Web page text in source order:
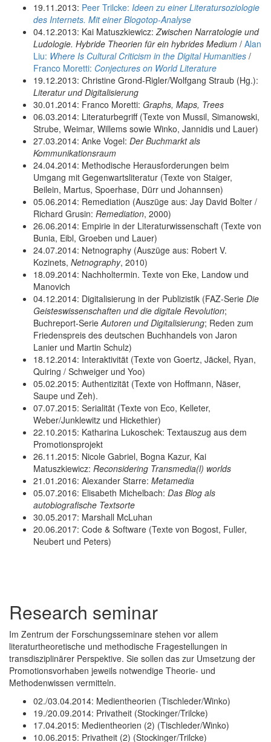
19.11.2013: Peer Trilcke: Ideen zu einer Literatursoziologie
des Internets. Mit einer Blogotop-Analyse
04.12.2013: Kai Matuszkiewicz: Zwischen Narratologie und
Ludologie. Hybride Theorien für ein hybrides Medium / Alan
Liu: Where Is Cultural Criticism in the Digital Humanities /
Franco Moretti: Conjectures on World Literature
19.12.2013: Christine Grond-Rigler/Wolfgang Straub (Hg.):
Literatur und Digitalisierung
30.01.2014: Franco Moretti: Graphs, Maps, Trees
06.03.2014: Literaturbegriff (Texte von Mussil, Simanowski,
Strube, Weimar, Willems sowie Winko, Jannidis und Lauer)
27.03.2014: Anke Vogel: Der Buchmarkt als
Kommunikationsraum
24.04.2014: Methodische Herausforderungen beim
Umgang mit Gegenwartsliteratur (Texte von Staiger,
Beilein, Martus, Spoerhase, Dürr und Johannsen)
05.06.2014: Remediation (Auszüge aus: Jay David Bolter /
Richard Grusin: Remediation, 2000)
26.06.2014: Empirie in der Literaturwissenschaft (Texte von
Bunia, Eibl, Groeben und Lauer)
24.07.2014: Netnography (Auszüge aus: Robert V.
Kozinets, Netnography, 2010)
18.09.2014: Nachholtermin. Texte von Eke, Landow und
Manovich
04.12.2014: Digitalisierung in der Publizistik (FAZ-Serie Die
Geisteswissenschaften und die digitale Revolution;
Buchreport-Serie Autoren und Digitalisierung; Reden zum
Friedenspreis des deutschen Buchhandels von Jaron
Lanier und Martin Schulz)
18.12.2014: Interaktivität (Texte von Goertz, Jäckel, Ryan,
Quiring / Schweiger und Yoo)
05.02.2015: Authentizität (Texte von Hoffmann, Näser,
Saupe und Zeh).
07.07.2015: Serialität (Texte von Eco, Kelleter,
Weber/Junklewitz und Hickethier)
22.10.2015: Katharina Lukoschek: Textauszug aus dem
Promotionsprojekt
26.11.2015: Nicole Gabriel, Bogna Kazur, Kai
Matuszkiewicz: Reconsidering Transmedia(l) worlds
21.01.2016: Alexander Starre: Metamedia
05.07.2016: Elisabeth Michelbach: Das Blog als
autobiografische Textsorte
30.05.2017: Marshall McLuhan
20.06.2017: Code & Software (Texte von Bogost, Fuller,
Neubert und Peters)
Research seminar
Im Zentrum der Forschungsseminare stehen vor allem
literaturtheoretische und methodische Fragestellungen in
transdisziplinärer Perspektive. Sie sollen das zur Umsetzung der
Promotionsvorhaben jeweils notwendige Theorie- und
Methodenwissen vermitteln.
02./03.04.2014: Medientheorien (Tischleder/Winko)
19./20.09.2014: Privatheit (Stockinger/Trilcke)
17.04.2015: Medientheorien (2) (Tischleder/Winko)
10.06.2015: Privatheit (2) (Stockinger/Trilcke)